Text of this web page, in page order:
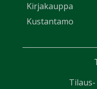
Kirjakauppa
Kustantamo